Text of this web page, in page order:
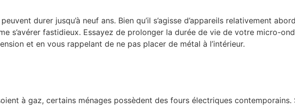
durer jusqu’à neuf ans. Bien qu’il s’agisse d’appareils relativement
s’avérer fastidieux. Essayez de prolonger la durée de vie de votre micro-
et en vous rappelant de ne pas placer de métal à l’intérieur.
à gaz, certains ménages possèdent des fours électriques contemporains.